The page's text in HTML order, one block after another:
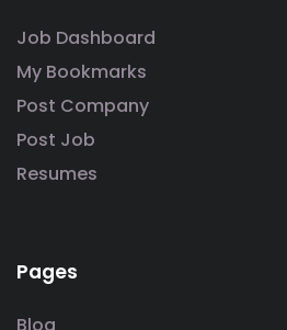
Job Dashboard
My Bookmarks
Post Company
Post Job
Resumes
Pages
Blog